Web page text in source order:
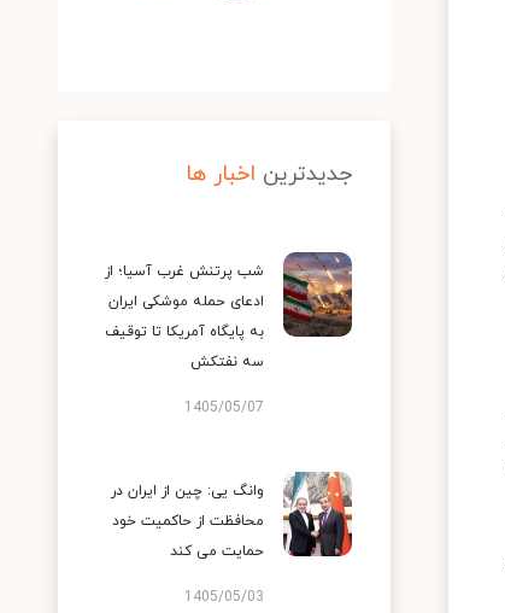
جدیدترین اخبار ها
شب پرتنش غرب آسیا؛ از
ادعای حمله موشکی ایران
به پایگاه آمریکا تا توقیف
سه نفتکش
1405/05/07
وانگ یی: چین از ایران در
محافظت از حاکمیت خود
حمایت می کند
1405/05/03